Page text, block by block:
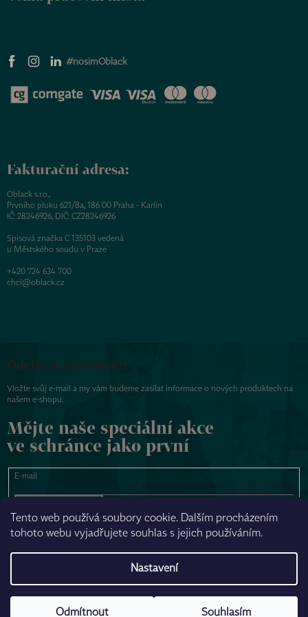
Tento web používá soubory cookie. Dalším procházením
tohoto webu vyjadřujete souhlas s jejich používáním.
Nastavení
Odmítnout Souhlasím
#nosimOblack
Fakturační adresa:
Oblack s.r.o.,
Prvního pluku 621/8a, 186 00 Praha - Karlín
IČ: 28246926, DIČ: CZ28246926
Spisová značka C 135103 vedená
u Městského soudu v Praze
+420 724 634 700
chci@oblack.cz
Odebírat newsletter
Vložte svůj e-mail a my vám budeme zasílat informace o nových produktech na
našem e-shopu.
Mějte naše speciální akce
ve schránce jako první
E-mail
NAPSAT ZPRÁVU